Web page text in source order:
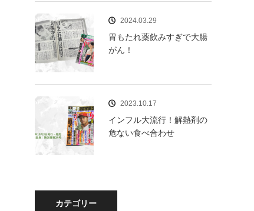
2024.03.29
胃もたれ薬飲みすぎで大腸
がん！
2023.10.17
インフル大流行！解熱剤の
危ない食べ合わせ
カテゴリー